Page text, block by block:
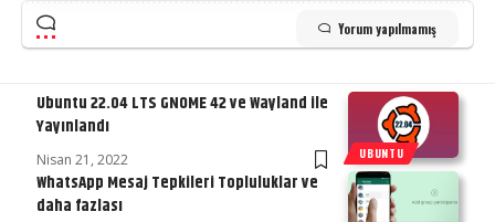
Yorum yapılmamış
UBUNTU
Ubuntu 22.04 LTS GNOME 42 ve Wayland ile
Yayınlandı
Nisan 21, 2022
WhatsApp Mesaj Tepkileri Topluluklar ve
daha fazlası